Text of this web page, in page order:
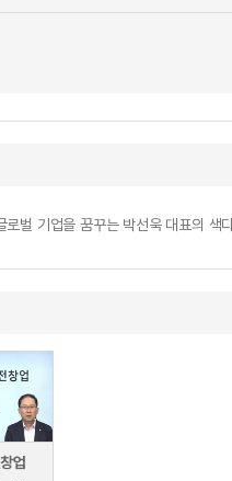
벌 기업을 꿈꾸는 박선욱 대표의 색
업